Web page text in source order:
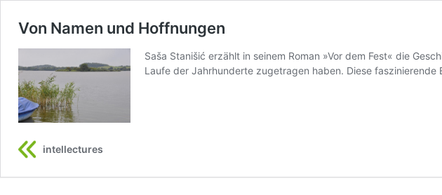
Von Namen und Hoffnungen
Saša Stanišić erzählt in seinem Roman »Vor dem Fest« die
Laufe der Jahrhunderte zugetragen haben. Diese
intellectures